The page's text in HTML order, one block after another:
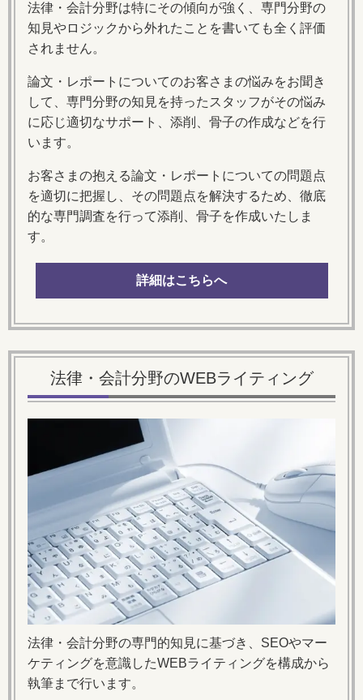
法律・会計分野は特にその傾向が強く、専門分野の
知見やロジックから外れたことを書いても全く評価
されません。
論文・レポートについてのお客さまの悩みをお聞き
して、専門分野の知見を持ったスタッフがその悩み
に応じ適切なサポート、添削、骨子の作成などを行
います。
お客さまの抱える論文・レポートについての問題点
を適切に把握し、その問題点を解決するため、徹底
的な専門調査を行って添削、骨子を作成いたしま
す。
詳細はこちらへ
法律・会計分野のWEBライティング
法律・会計分野の専門的知見に基づき、SEOやマー
ケティングを意識したWEBライティングを構成から
執筆まで行います。